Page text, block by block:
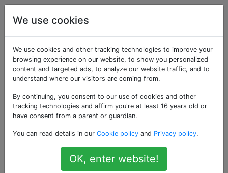
Voyage
Questions marquées
«culture»
Relatif à la musique, à l'art ou au comportement social
d'une société
8
Comment savez-vous si les
Américains pensent vraiment /
littéralement ce qu'ils disent?
We use cookies
We use cookies and other tracking technologies to improve your
browsing experience on our website, to show you personalized
content and targeted ads, to analyze our website traffic, and to
understand where our visitors are coming from.
By continuing, you consent to our use of cookies and other
tracking technologies and affirm you're at least 16 years old or
have consent from a parent or guardian.
You can read details in our Cookie policy and Privacy policy.
OK, enter website!